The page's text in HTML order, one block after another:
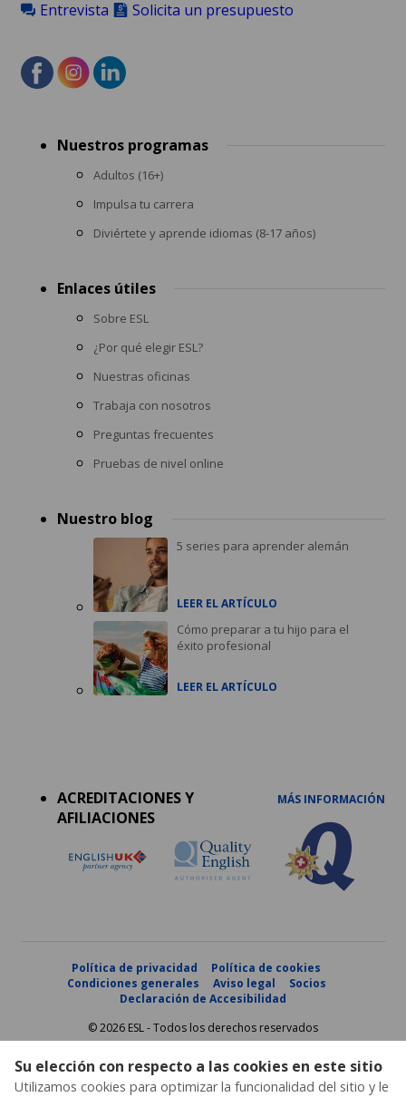
Su elección con respecto a las cookies en este sitio
Utilizamos cookies para optimizar la funcionalidad del sitio y le
Entrevista Solicita un presupuesto
menuNuestros programas
Adultos (16+)
Impulsa tu carrera
Diviértete y aprende idiomas (8-17 años)
Enlaces útiles
Sobre ESL
¿Por qué elegir ESL?
Nuestras oficinas
Trabaja con nosotros
Preguntas frecuentes
Pruebas de nivel online
Nuestro blog
5 series para aprender alemán
LEER EL ARTÍCULO
Cómo preparar a tu hijo para el
éxito profesional
LEER EL ARTÍCULO
ACREDITACIONES Y
AFILIACIONES
MÁS INFORMACIÓN
Política de privacidad
Política de cookies
Condiciones generales
Aviso legal
Socios
Declaración de Accesibilidad
© 2026 ESL - Todos los derechos reservados